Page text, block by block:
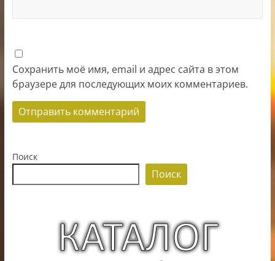
Сохранить моё имя, email и адрес сайта в этом
браузере для последующих моих комментариев.
Поиск
Поиск